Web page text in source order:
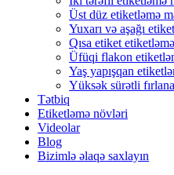
Üst düz etiketləmə
Yuxarı və aşağı
Qısa etiket etiketləmə
Üfüqi flakon
Yaş yapışqan
Yüksək sürətli
Tətbiq
Etiketləmə növləri
Videolar
Blog
Bizimlə əlaqə saxlayın